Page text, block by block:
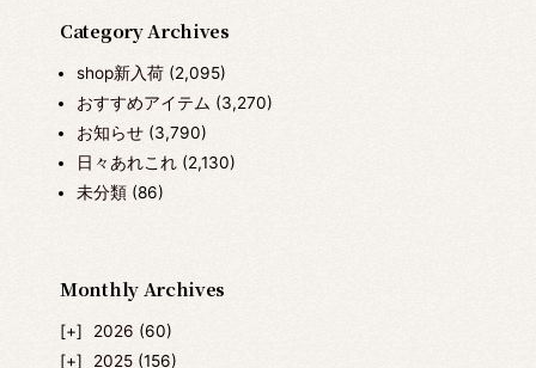
Category Archives
shop新入荷(2,095)
おすすめアイテム (3,270)
お知らせ(3,790)
日々あれこれ(2,130)
未分類(86)
Monthly Archives
2026 (60)
2025 (156)